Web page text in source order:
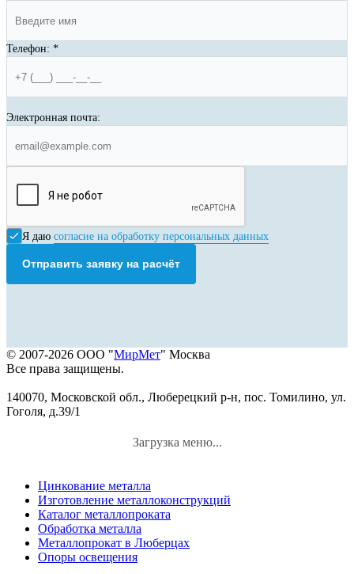
Телефон: *
Электронная почта:
Я даю согласие на обработку персональных данных
Отправить заявку на расчёт
© 2007-2026 ООО "МирМет" Москва
Все права защищены.
140070, Московской обл., Люберецкий р-н, пос. Томилино, ул.
Гоголя, д.39/1
Загрузка меню...
Цинкование металла
Изготовление металлоконструкций
Каталог металлопроката
Обработка металла
Металлопрокат в Люберцах
Опоры освещения